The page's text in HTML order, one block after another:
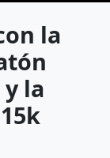
la
la